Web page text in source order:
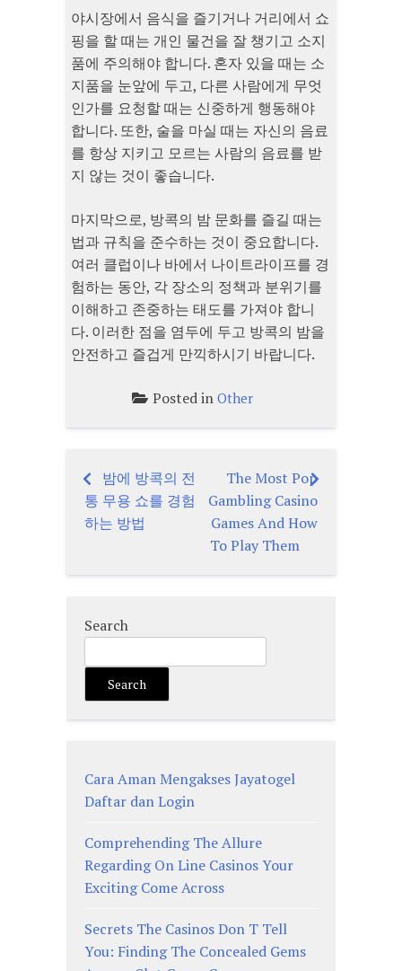
야시장에서 음식을 즐기거나 거리에서 쇼
핑을 할 때는 개인 물건을 잘 챙기고 소지
품에 주의해야 합니다. 혼자 있을 때는 소
지품을 눈앞에 두고, 다른 사람에게 무엇
인가를 요청할 때는 신중하게 행동해야
합니다. 또한, 술을 마실 때는 자신의 음료
를 항상 지키고 모르는 사람의 음료를 받
지 않는 것이 좋습니다.
마지막으로, 방콕의 밤 문화를 즐길 때는
법과 규칙을 준수하는 것이 중요합니다.
여러 클럽이나 바에서 나이트라이프를 경
험하는 동안, 각 장소의 정책과 분위기를
이해하고 존중하는 태도를 가져야 합니
다. 이러한 점을 염두에 두고 방콕의 밤을
안전하고 즐겁게 만끽하시기 바랍니다.
Posted in Other
Post
navigation
밤에 방콕의 전
통 무용 쇼를 경험
하는 방법
The Most Pop
Gambling Casino
Games And How
To Play Them
Search
Search
Cara Aman Mengakses Jayatogel
Daftar dan Login
Comprehending The Allure
Regarding On Line Casinos Your
Exciting Come Across
Secrets The Casinos Don T Tell
You: Finding The Concealed Gems